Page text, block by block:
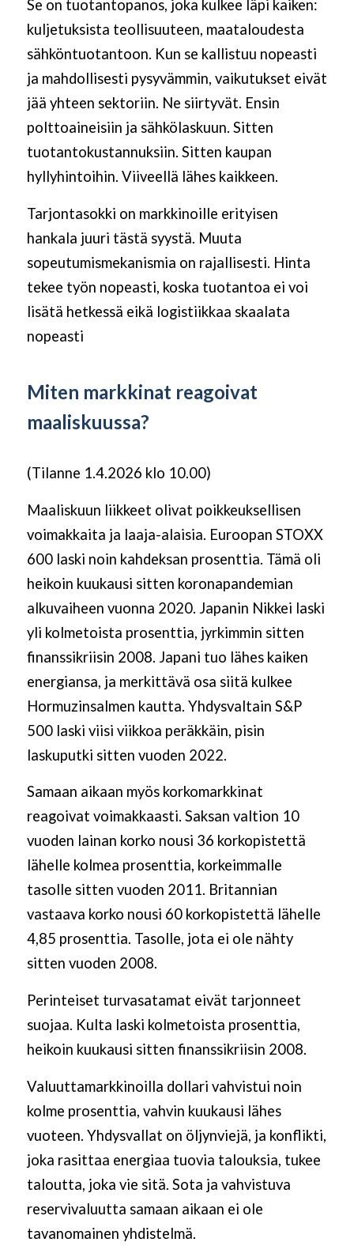
Se on tuotantopanos, joka kulkee läpi kaiken:
kuljetuksista teollisuuteen, maataloudesta
sähköntuotantoon. Kun se kallistuu nopeasti
ja mahdollisesti pysyvämmin, vaikutukset eivät
jää yhteen sektoriin. Ne siirtyvät. Ensin
polttoaineisiin ja sähkölaskuun. Sitten
tuotantokustannuksiin. Sitten kaupan
hyllyhintoihin. Viiveellä lähes kaikkeen.
Tarjontasokki on markkinoille erityisen
hankala juuri tästä syystä. Muuta
sopeutumismekanismia on rajallisesti. Hinta
tekee työn nopeasti, koska tuotantoa ei voi
lisätä hetkessä eikä logistiikkaa skaalata
nopeasti
Miten markkinat reagoivat
maaliskuussa?
(Tilanne 1.4.2026 klo 10.00)
Maaliskuun liikkeet olivat poikkeuksellisen
voimakkaita ja laaja-alaisia. Euroopan STOXX
600 laski noin kahdeksan prosenttia. Tämä oli
heikoin kuukausi sitten koronapandemian
alkuvaiheen vuonna 2020. Japanin Nikkei laski
yli kolmetoista prosenttia, jyrkimmin sitten
finanssikriisin 2008. Japani tuo lähes kaiken
energiansa, ja merkittävä osa siitä kulkee
Hormuzinsalmen kautta. Yhdysvaltain S&P
500 laski viisi viikkoa peräkkäin, pisin
laskuputki sitten vuoden 2022.
Samaan aikaan myös korkomarkkinat
reagoivat voimakkaasti. Saksan valtion 10
vuoden lainan korko nousi 36 korkopistettä
lähelle kolmea prosenttia, korkeimmalle
tasolle sitten vuoden 2011. Britannian
vastaava korko nousi 60 korkopistettä lähelle
4,85 prosenttia. Tasolle, jota ei ole nähty
sitten vuoden 2008.
Perinteiset turvasatamat eivät tarjonneet
suojaa. Kulta laski kolmetoista prosenttia,
heikoin kuukausi sitten finanssikriisin 2008.
Valuuttamarkkinoilla dollari vahvistui noin
kolme prosenttia, vahvin kuukausi lähes
vuoteen. Yhdysvallat on öljynviejä, ja konflikti,
joka rasittaa energiaa tuovia talouksia, tukee
taloutta, joka vie sitä. Sota ja vahvistuva
reservivaluutta samaan aikaan ei ole
tavanomainen yhdistelmä.